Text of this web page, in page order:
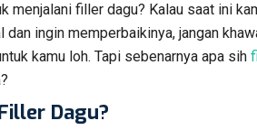
menjalani filler dagu? Kalau saat ini
dan ingin memperbaikinya, jangan
kamu loh. Tapi sebenarnya apa sih
Dagu?